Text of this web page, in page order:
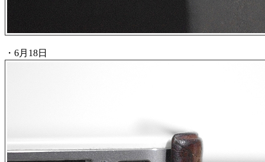
・6月18日